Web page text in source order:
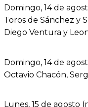
Domingo, 14 de
Toros de Sánchez y
Diego Ventura y
Domingo, 14 de
Octavio Chacón,
Lunes, 15 de agosto